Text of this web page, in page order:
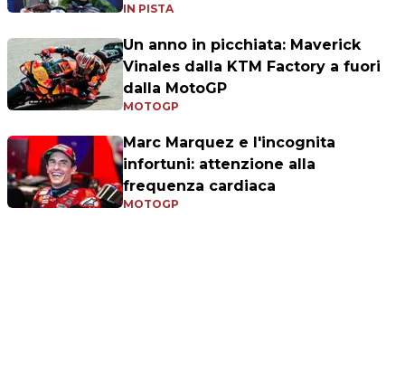
IN PISTA
Un anno in picchiata: Maverick
Vinales dalla KTM Factory a fuori
dalla MotoGP
MOTOGP
Marc Marquez e l'incognita
infortuni: attenzione alla
frequenza cardiaca
MOTOGP